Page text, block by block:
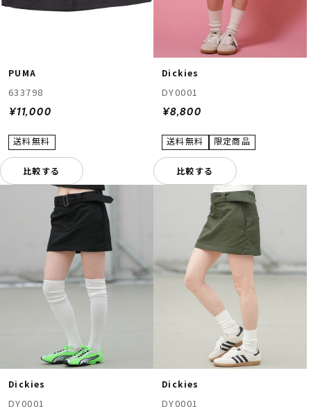
PUMA
633798
¥11,000
比較する
Dickies
DY0001
¥8,800
比較する
Dickies
DY0001
Dickies
DY0001